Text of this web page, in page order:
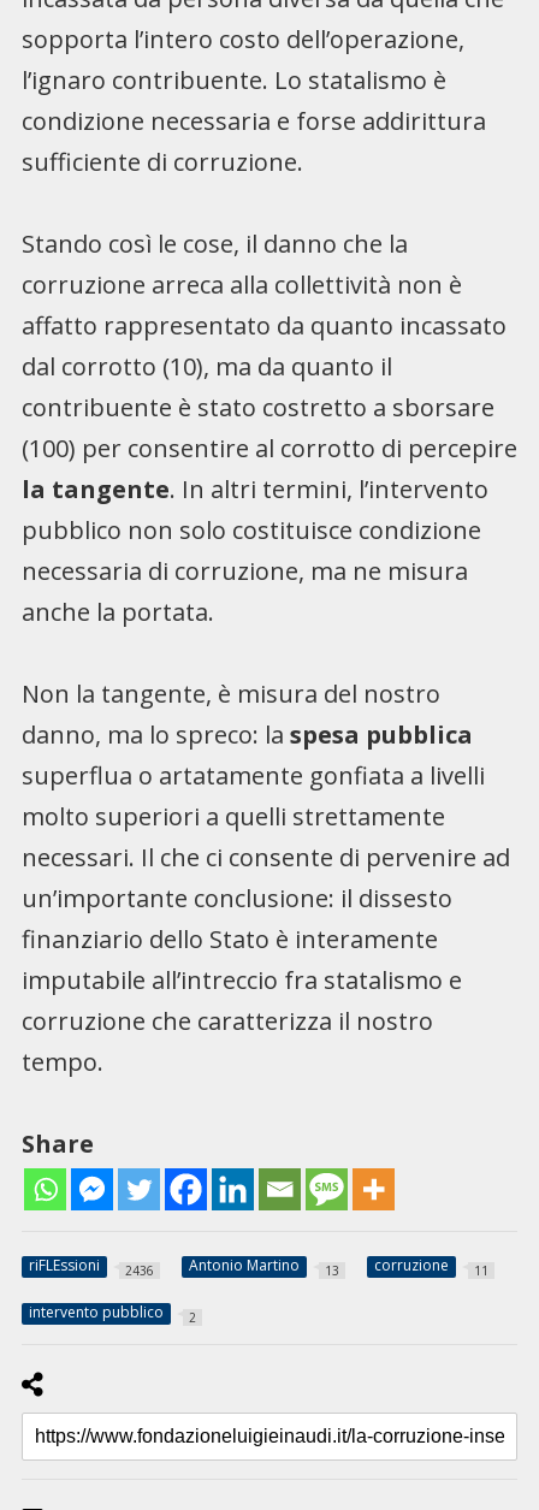
sopporta l’intero costo dell’operazione,
l’ignaro contribuente. Lo statalismo è
condizione necessaria e forse addirittura
sufficiente di corruzione.
Stando così le cose, il danno che la
corruzione arreca alla collettività non è
affatto rappresentato da quanto incassato
dal corrotto (10), ma da quanto il
contribuente è stato costretto a sborsare
(100) per consentire al corrotto di percepire
la tangente. In altri termini, l’intervento
pubblico non solo costituisce condizione
necessaria di corruzione, ma ne misura
anche la portata.
Non la tangente, è misura del nostro
danno, ma lo spreco: la spesa pubblica
superflua o artatamente gonfiata a livelli
molto superiori a quelli strettamente
necessari. Il che ci consente di pervenire ad
un’importante conclusione: il dissesto
finanziario dello Stato è interamente
imputabile all’intreccio fra statalismo e
corruzione che caratterizza il nostro
tempo.
Share
riFLEssioni 2436 Antonio Martino 13 corruzione 11
intervento pubblico 2